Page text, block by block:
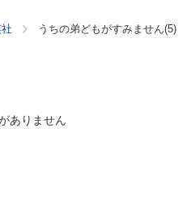
うちの弟どもがすみません(5)
ありません